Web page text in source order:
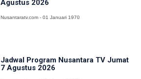
Agustus 2026
Nusantaratv.com - 01 Januari 1970
Jadwal Program Nusantara TV Jumat
7 Agustus 2026